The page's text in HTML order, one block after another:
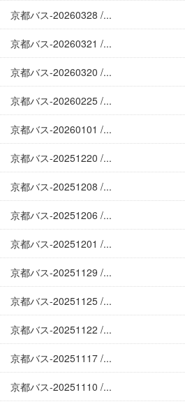
京都バス-20260328 /...
京都バス-20260321 /...
京都バス-20260320 /...
京都バス-20260225 /...
京都バス-20260101 /...
京都バス-20251220 /...
京都バス-20251208 /...
京都バス-20251206 /...
京都バス-20251201 /...
京都バス-20251129 /...
京都バス-20251125 /...
京都バス-20251122 /...
京都バス-20251117 /...
京都バス-20251110 /...